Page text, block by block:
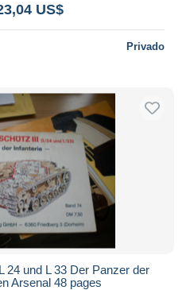
US$
Privado
24 und L 33 Der Panzer der
Arsenal 48 pages